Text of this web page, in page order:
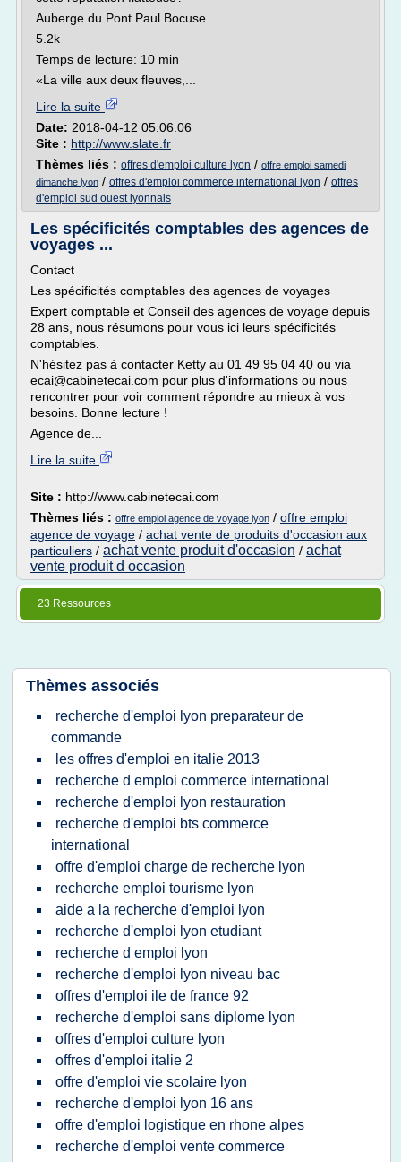
Auberge du Pont Paul Bocuse
5.2k
Temps de lecture: 10 min
«La ville aux deux fleuves,...
Lire la suite
Date: 2018-04-12 05:06:06
Site : http://www.slate.fr
Thèmes liés : offres d'emploi culture lyon / offre emploi samedi
dimanche lyon / offres d'emploi commerce international lyon / offres
d'emploi sud ouest lyonnais
Les spécificités comptables des agences de
voyages ...
Contact
Les spécificités comptables des agences de voyages
Expert comptable et Conseil des agences de voyage depuis
28 ans, nous résumons pour vous ici leurs spécificités
comptables.
N'hésitez pas à contacter Ketty au 01 49 95 04 40 ou via
ecai@cabinetecai.com pour plus d'informations ou nous
rencontrer pour voir comment répondre au mieux à vos
besoins. Bonne lecture !
Agence de...
Lire la suite
Site : http://www.cabinetecai.com
Thèmes liés : offre emploi agence de voyage lyon / offre emploi
agence de voyage / achat vente de produits d'occasion aux
particuliers / achat vente produit d'occasion / achat
vente produit d occasion
23 Ressources
Thèmes associés
recherche d'emploi lyon preparateur de
commande
les offres d'emploi en italie 2013
recherche d emploi commerce international
recherche d'emploi lyon restauration
recherche d'emploi bts commerce
international
offre d'emploi charge de recherche lyon
recherche emploi tourisme lyon
aide a la recherche d'emploi lyon
recherche d'emploi lyon etudiant
recherche d emploi lyon
recherche d'emploi lyon niveau bac
offres d'emploi ile de france 92
recherche d'emploi sans diplome lyon
offres d'emploi culture lyon
offres d'emploi italie 2
offre d'emploi vie scolaire lyon
recherche d'emploi lyon 16 ans
offre d'emploi logistique en rhone alpes
recherche d'emploi vente commerce